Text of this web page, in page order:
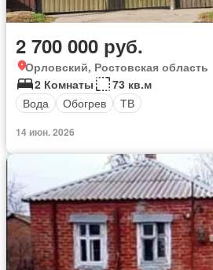
2 700 000 руб.
Орловский, Ростовская область
2 Комнаты
73 кв.м
Вода
Обогрев ТВ
14 июн. 2026